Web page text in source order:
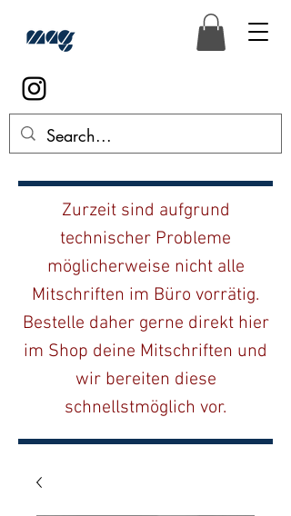
Zurzeit sind aufgrund
technischer Probleme
möglicherweise nicht alle
Mitschriften im Büro vorrätig.
Bestelle daher gerne direkt hier
im Shop deine Mitschriften und
wir bereiten diese
schnellstmöglich vor.